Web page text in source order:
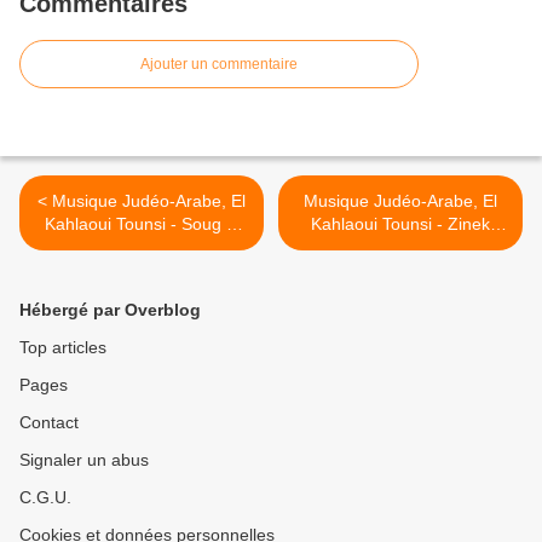
Ajouter un commentaire
< Musique Judéo-Arabe, El
Kahlaoui Tounsi - Soug el
bell
Musique Judéo-Arabe, El
Kahlaoui Tounsi - Zinek
Mahla >
Hébergé par Overblog
Top articles
Pages
Contact
Signaler un abus
C.G.U.
Cookies et données personnelles